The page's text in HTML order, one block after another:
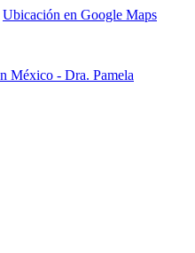
Ubicación en Google Maps